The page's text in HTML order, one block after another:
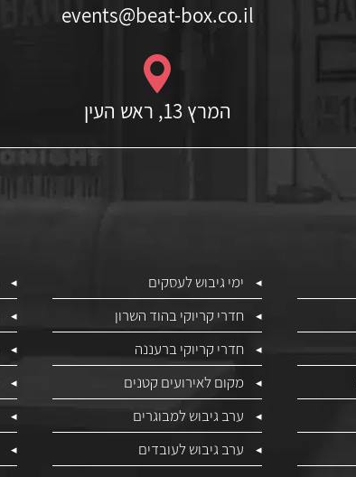
events@beat-box.co.il
המרץ 13, ראש העין
ימי גיבוש לעסקים
חדרי קריוקי בהוד השרון
חדרי קריוקי ברעננה
מקום לאירועים קטנים
ערב גיבוש למבוגרים
ערב גיבוש לעובדים